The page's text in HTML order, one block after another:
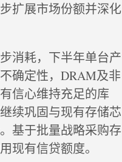
扩展市场份额并深化
消耗，下半年单台产
确定性，DRAM及非
信心维持充足的库
续巩固与现有存储芯
基于批量战略采购存
现有信贷额度。